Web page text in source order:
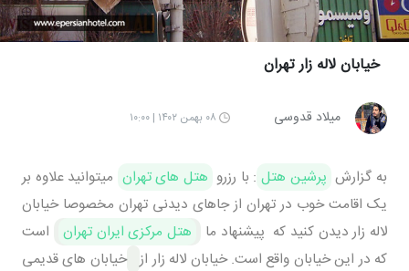
خیابان لاله زار تهران
میلاد قدوسی ۰۸ بهمن ۱۴۰۲ | ۱۰:۰۰
به گزارش پرشین هتل : با رزرو هتل های تهران میتوانید علاوه بر
یک اقامت خوب در تهران از جاهای دیدنی تهران مخصوصا خیابان
لاله زار دیدن کنید که پیشنهاد ما
هتل مرکزی ایران تهران
است
که در این خیابان واقع است. خیابان لاله زار از خیابان های قدیمی